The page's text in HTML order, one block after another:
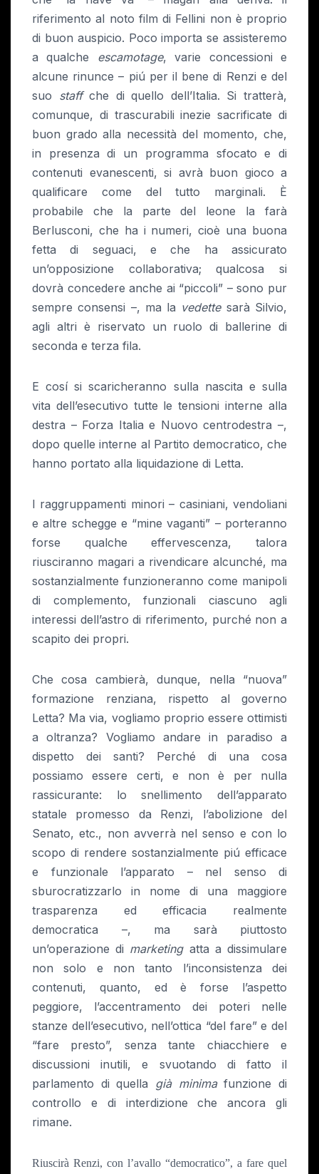
riferimento al noto film di Fellini non è proprio
di buon auspicio. Poco importa se assisteremo
a qualche escamotage, varie concessioni e
alcune rinunce – piú per il bene di Renzi e del
suo staffche di quello dell’Italia. Si tratterà,
comunque, di trascurabili inezie sacrificate di
buon grado alla necessità del momento, che,
in presenza di un programma sfocato e di
contenuti evanescenti, si avrà buon gioco a
qualificare come del tutto marginali. È
probabile che la parte del leone la farà
Berlusconi, che ha i numeri, cioè una buona
fetta di seguaci, e che ha assicurato
un’opposizione collaborativa; qualcosa si
dovrà concedere anche ai “piccoli” – sono pur
sempre consensi –, ma la vedettesarà Silvio,
agli altri è riservato un ruolo di ballerine di
seconda e terza fila.
E cosí si scaricheranno sulla nascita e sulla
vita dell’esecutivo tutte le tensioni interne alla
destra – Forza Italia e Nuovo centrodestra –,
dopo quelle interne al Partito democratico, che
hanno portato alla liquidazione di Letta.
I raggruppamenti minori – casiniani, vendoliani
e altre schegge e “mine vaganti” – porteranno
forse qualche effervescenza, talora
riusciranno magari a rivendicare alcunché, ma
sostanzialmente funzioneranno come manipoli
di complemento, funzionali ciascuno agli
interessi dell’astro di riferimento, purché non a
scapito dei propri.
Che cosa cambierà, dunque, nella “nuova”
formazione renziana, rispetto al governo
Letta? Ma via, vogliamo proprio essere ottimisti
a oltranza? Vogliamo andare in paradiso a
dispetto dei santi? Perché di una cosa
possiamo essere certi, e non è per nulla
rassicurante: lo snellimento dell’apparato
statale promesso da Renzi, l’abolizione del
Senato, etc., non avverrà nel senso e con lo
scopo di rendere sostanzialmente piú efficace
e funzionale l’apparato – nel senso di
sburocratizzarlo in nome di una maggiore
trasparenza ed efficacia realmente
democratica –, ma sarà piuttosto
un’operazione di marketingatta a dissimulare
non solo e non tanto l’inconsistenza dei
contenuti, quanto, ed è forse l’aspetto
peggiore, l’accentramento dei poteri nelle
stanze dell’esecutivo, nell’ottica “del fare” e del
“fare presto”, senza tante chiacchiere e
discussioni inutili, e svuotando di fatto il
parlamento di quella già minimafunzione di
controllo e di interdizione che ancora gli
rimane.
Riuscirà Renzi, con l’avallo “democratico”, a fare quel